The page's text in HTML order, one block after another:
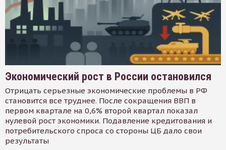
Экономический рост в России остановился
Отрицать серьезные экономические проблемы в РФ
становится все труднее. После сокращения ВВП в
первом квартале на 0,6% второй квартал показал
нулевой рост экономики. Подавление кредитования и
потребительского спроса со стороны ЦБ дало свои
результаты